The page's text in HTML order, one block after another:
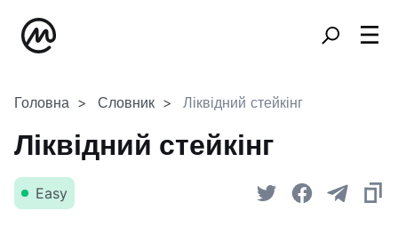
Головна Словник Ліквідний стейкінг
Ліквідний стейкінг
Easy